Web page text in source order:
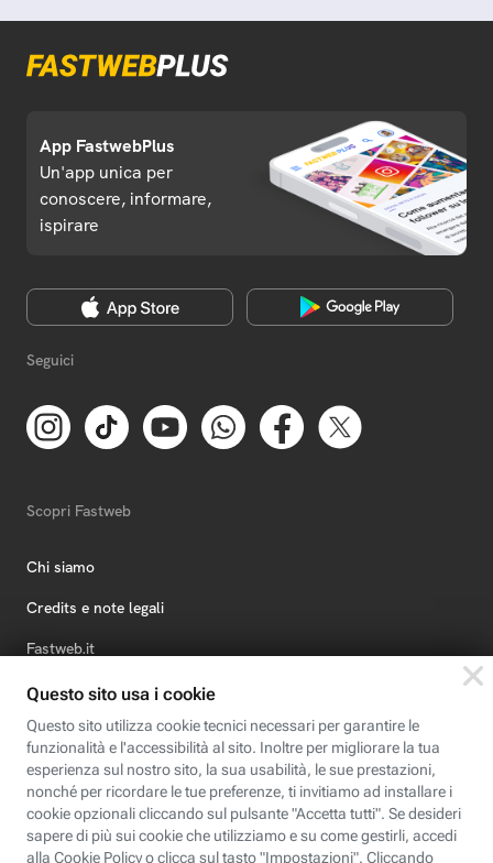
App FastwebPlus
Un'app unica per
conoscere, informare,
ispirare
Seguici
Scopri Fastweb
Chi siamo
Credits e note legali
Fastweb.it
Formazione
Fastweb Digital Academy
STEP FuturAbility District